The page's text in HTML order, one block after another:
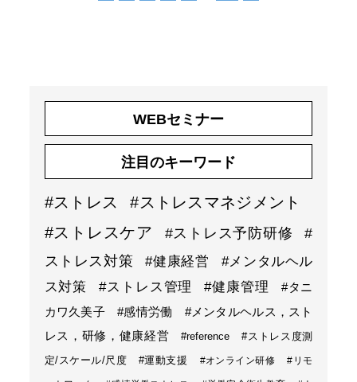
WEBセミナー
注目のキーワード
#ストレス
#ストレスマネジメント
#ストレスケア
#ストレス予防研修
#
ストレス対策
#健康経営
#メンタルヘル
ス対策
#ストレス管理 #健康管理
#タニ
カワ久美子
#感情労働
#メンタルヘルス，スト
レス，研修，健康経営
#reference
#ストレス度測
定/スケール/尺度
#運動支援 #オンライン研修 #リモ